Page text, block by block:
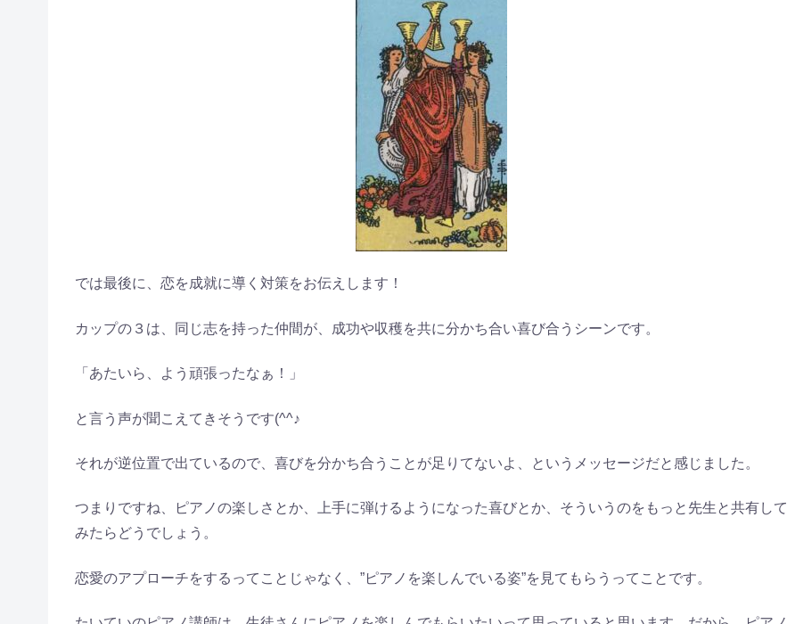
では最後に、恋を成就に導く対策をお伝えします！
カップの３は、同じ志を持った仲間が、成功や収穫を共に分かち合い喜び合うシーンです。
「あたいら、よう頑張ったなぁ！」
と言う声が聞こえてきそうです(^^♪
それが逆位置で出ているので、喜びを分かち合うことが足りてないよ、というメッセージだと感じました。
つまりですね、ピアノの楽しさとか、上手に弾けるようになった喜びとか、そういうのをもっと先生と共有して
みたらどうでしょう。
恋愛のアプローチをするってことじゃなく、”ピアノを楽しんでいる姿”を見てもらうってことです。